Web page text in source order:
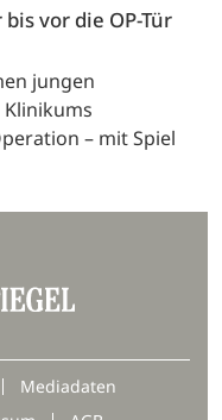
vor die OP-Tür
jungen
– mit Spiel
Mediadaten